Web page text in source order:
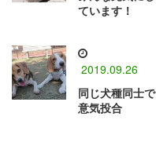
ています！
2019.09.26
同じ犬種同士で
意気投合